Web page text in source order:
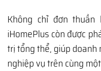
Không chỉ đơn
iHomePlus còn được
trị tổng thể, giúp
nghiệp vụ trên cùng